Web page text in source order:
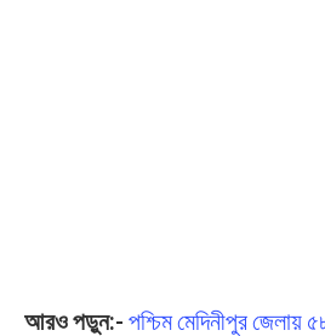
আরও পড়ুন:- পশ্চিম মেদিনীপুর জেলায়